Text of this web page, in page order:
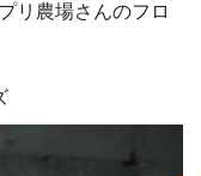
リ農場さんのフロ